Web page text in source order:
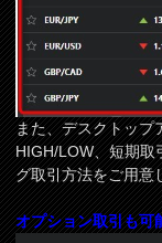
また、デスクトップ
HIGH/LOW、短期取
グ取引方法をご用意
オプション取引も可